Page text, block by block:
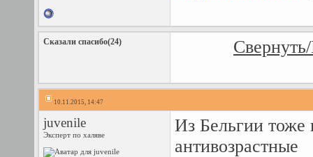
Сказали спасибо(24)
10.11.2015, 14:47
juvenile
Эксперт по халяве
Из Бельгии тоже
антивозрастные